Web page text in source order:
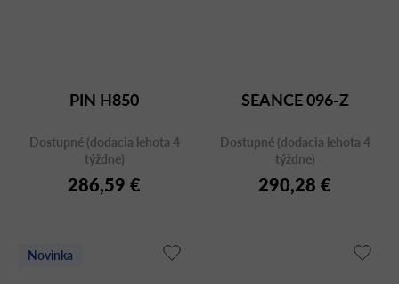
PIN H850
Dostupné (dodacia lehota 4
týždne)
286,59 €
SEANCE 096-Z
Dostupné (dodacia lehota 4
týždne)
290,28 €
Novinka